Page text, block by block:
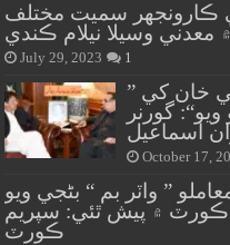
آگسٽ تي ڪارونجهر سميت مختلف
معدني وسيلا نيلام ڪندي
July 29, 2023 1
” فرزند ڪراچي لياقت علي خان کي
گورنر
اسماعيل
October 17,
” واٽر بم “ بڻجي ويو
ڪورٽ ۾ پيش ٿئي: سپريم
ڪورٽ